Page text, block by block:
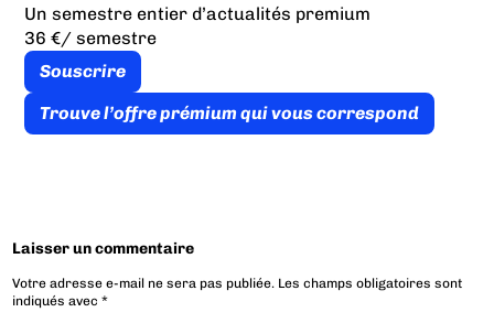
Un semestre entier d’actualités premium
36 €/ semestre
Souscrire
Trouve l’offre prémium qui vous correspond
Laisser un commentaire
Votre adresse e-mail ne sera pas publiée. Les champs obligatoires sont
indiqués avec*